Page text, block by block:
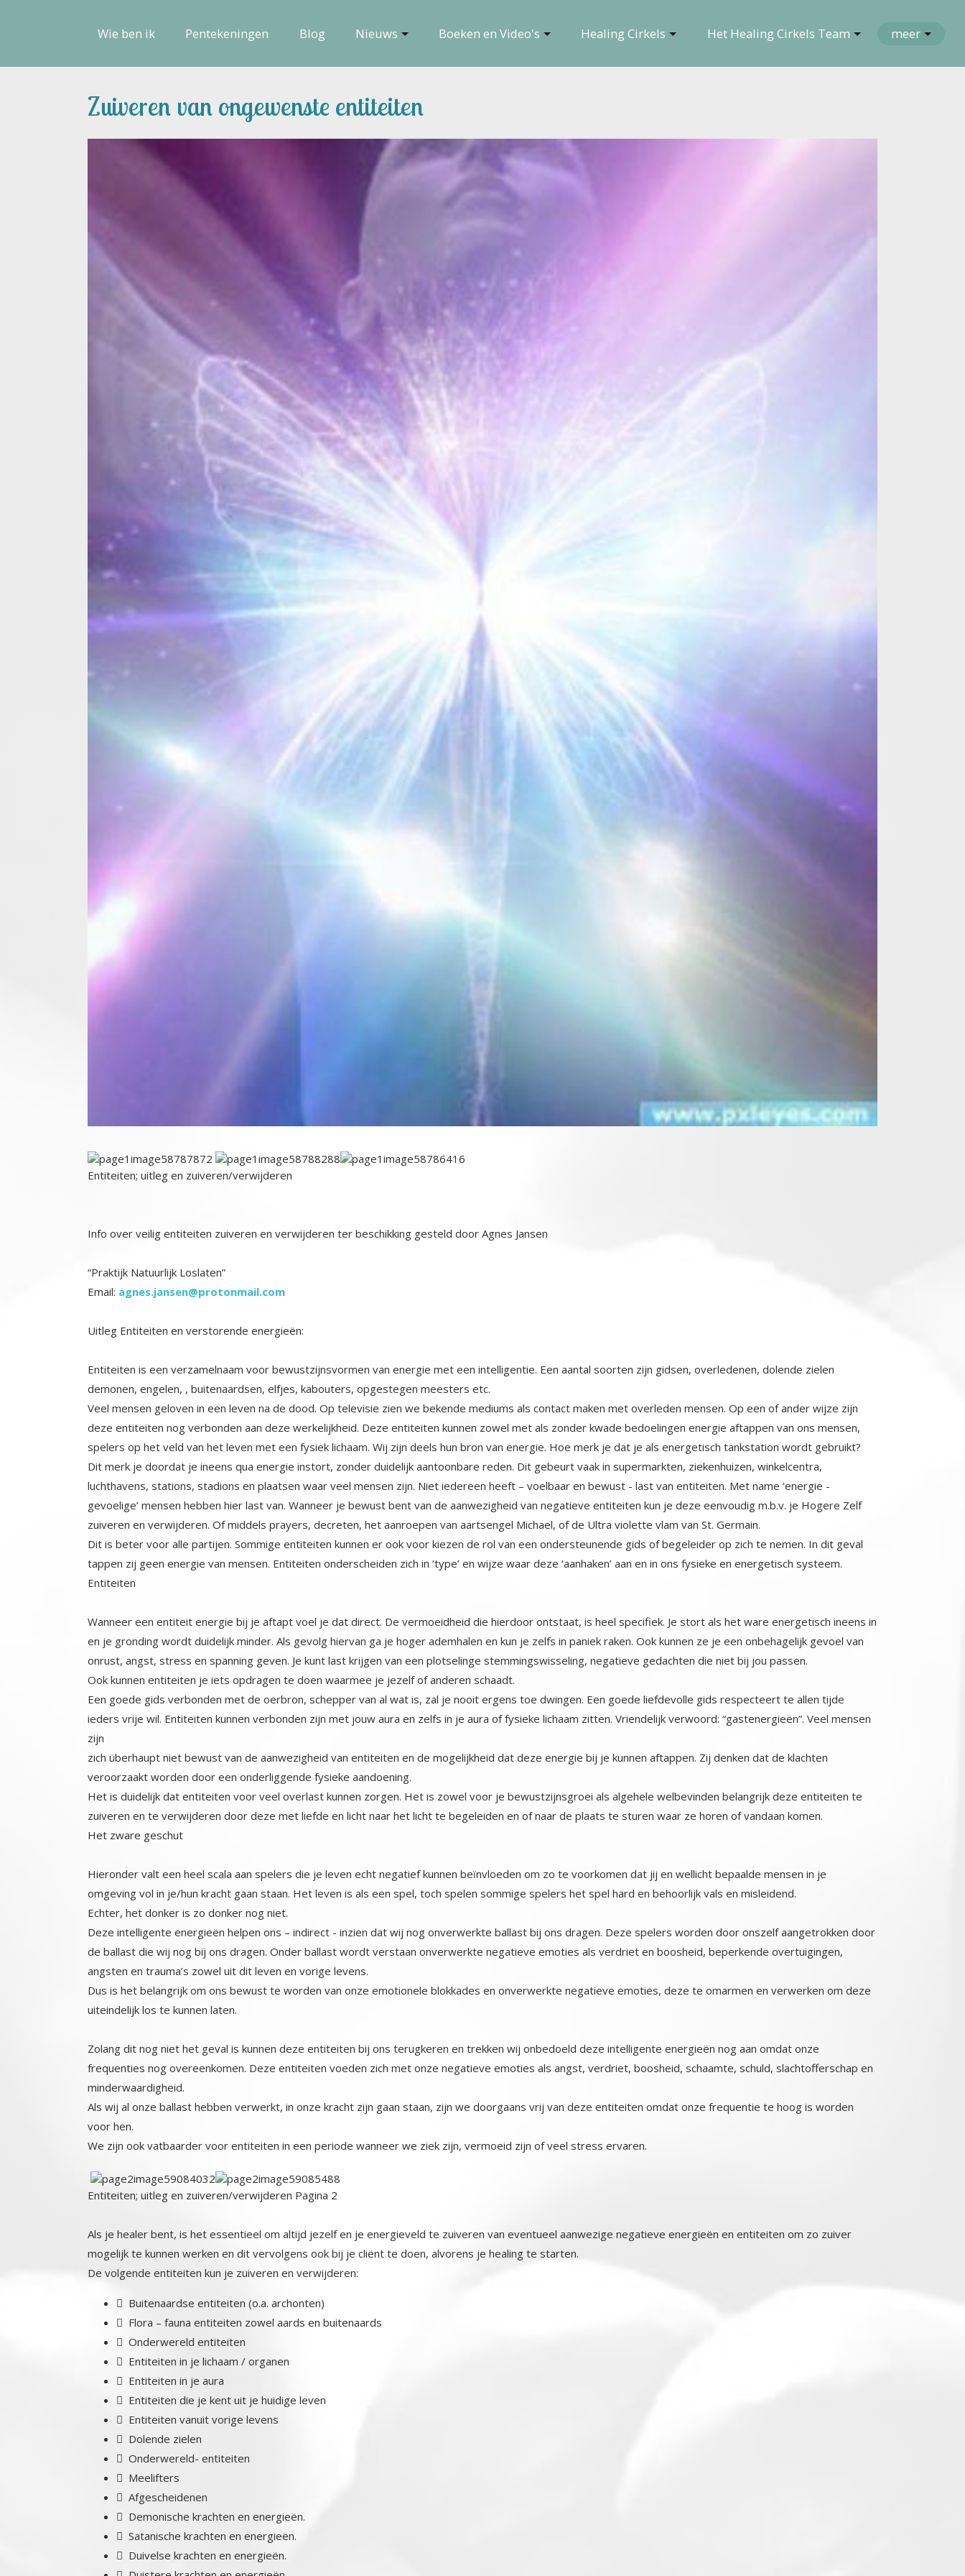
Wie ben ik Pentekeningen Blog Nieuws Boeken en Video's Healing Cirkels Het Healing Cirkels Team meer
Zuiveren van ongewenste entiteiten
Entiteiten; uitleg en zuiveren/verwijderen
Info over veilig entiteiten zuiveren en verwijderen ter beschikking gesteld door Agnes Jansen
“Praktijk Natuurlijk Loslaten”
Email: agnes.jansen@protonmail.com
Uitleg Entiteiten en verstorende energieën:
Entiteiten is een verzamelnaam voor bewustzijnsvormen van energie met een intelligentie. Een aantal soorten zijn gidsen, overledenen, dolende zielen
demonen, engelen, , buitenaardsen, elfjes, kabouters, opgestegen meesters etc.
Veel mensen geloven in een leven na de dood. Op televisie zien we bekende mediums als contact maken met overleden mensen. Op een of ander wijze zijn
deze entiteiten nog verbonden aan deze werkelijkheid. Deze entiteiten kunnen zowel met als zonder kwade bedoelingen energie aftappen van ons mensen,
spelers op het veld van het leven met een fysiek lichaam. Wij zijn deels hun bron van energie. Hoe merk je dat je als energetisch tankstation wordt gebruikt?
Dit merk je doordat je ineens qua energie instort, zonder duidelijk aantoonbare reden. Dit gebeurt vaak in supermarkten, ziekenhuizen, winkelcentra,
luchthavens, stations, stadions en plaatsen waar veel mensen zijn. Niet iedereen heeft – voelbaar en bewust - last van entiteiten. Met name ‘energie -
gevoelige’ mensen hebben hier last van. Wanneer je bewust bent van de aanwezigheid van negatieve entiteiten kun je deze eenvoudig m.b.v. je Hogere Zelf
zuiveren en verwijderen. Of middels prayers, decreten, het aanroepen van aartsengel Michael, of de Ultra violette vlam van St. Germain.
Dit is beter voor alle partijen. Sommige entiteiten kunnen er ook voor kiezen de rol van een ondersteunende gids of begeleider op zich te nemen. In dit geval
tappen zij geen energie van mensen. Entiteiten onderscheiden zich in ‘type’ en wijze waar deze ‘aanhaken’ aan en in ons fysieke en energetisch systeem.
Entiteiten
Wanneer een entiteit energie bij je aftapt voel je dat direct. De vermoeidheid die hierdoor ontstaat, is heel specifiek. Je stort als het ware energetisch ineens in
en je gronding wordt duidelijk minder. Als gevolg hiervan ga je hoger ademhalen en kun je zelfs in paniek raken. Ook kunnen ze je een onbehagelijk gevoel van
onrust, angst, stress en spanning geven. Je kunt last krijgen van een plotselinge stemmingswisseling, negatieve gedachten die niet bij jou passen.
Ook kunnen entiteiten je iets opdragen te doen waarmee je jezelf of anderen schaadt.
Een goede gids verbonden met de oerbron, schepper van al wat is, zal je nooit ergens toe dwingen. Een goede liefdevolle gids respecteert te allen tijde
ieders vrije wil. Entiteiten kunnen verbonden zijn met jouw aura en zelfs in je aura of fysieke lichaam zitten. Vriendelijk verwoord: “gastenergieën”. Veel mensen
zijn
zich überhaupt niet bewust van de aanwezigheid van entiteiten en de mogelijkheid dat deze energie bij je kunnen aftappen. Zij denken dat de klachten
veroorzaakt worden door een onderliggende fysieke aandoening.
Het is duidelijk dat entiteiten voor veel overlast kunnen zorgen. Het is zowel voor je bewustzijnsgroei als algehele welbevinden belangrijk deze entiteiten te
zuiveren en te verwijderen door deze met liefde en licht naar het licht te begeleiden en of naar de plaats te sturen waar ze horen of vandaan komen.
Het zware geschut
Hieronder valt een heel scala aan spelers die je leven echt negatief kunnen beïnvloeden om zo te voorkomen dat jij en wellicht bepaalde mensen in je
omgeving vol in je/hun kracht gaan staan. Het leven is als een spel, toch spelen sommige spelers het spel hard en behoorlijk vals en misleidend.
Echter, het donker is zo donker nog niet.
Deze intelligente energieën helpen ons – indirect - inzien dat wij nog onverwerkte ballast bij ons dragen. Deze spelers worden door onszelf aangetrokken door
de ballast die wij nog bij ons dragen. Onder ballast wordt verstaan onverwerkte negatieve emoties als verdriet en boosheid, beperkende overtuigingen,
angsten en trauma’s zowel uit dit leven en vorige levens.
Dus is het belangrijk om ons bewust te worden van onze emotionele blokkades en onverwerkte negatieve emoties, deze te omarmen en verwerken om deze
uiteindelijk los te kunnen laten.
Zolang dit nog niet het geval is kunnen deze entiteiten bij ons terugkeren en trekken wij onbedoeld deze intelligente energieën nog aan omdat onze
frequenties nog overeenkomen. Deze entiteiten voeden zich met onze negatieve emoties als angst, verdriet, boosheid, schaamte, schuld, slachtofferschap en
minderwaardigheid.
Als wij al onze ballast hebben verwerkt, in onze kracht zijn gaan staan, zijn we doorgaans vrij van deze entiteiten omdat onze frequentie te hoog is worden
voor hen.
We zijn ook vatbaarder voor entiteiten in een periode wanneer we ziek zijn, vermoeid zijn of veel stress ervaren.
Entiteiten; uitleg en zuiveren/verwijderen Pagina 2
Als je healer bent, is het essentieel om altijd jezelf en je energieveld te zuiveren van eventueel aanwezige negatieve energieën en entiteiten om zo zuiver
mogelijk te kunnen werken en dit vervolgens ook bij je cliënt te doen, alvorens je healing te starten.
De volgende entiteiten kun je zuiveren en verwijderen:
 Buitenaardse entiteiten (o.a. archonten)
 Flora – fauna entiteiten zowel aards en buitenaards
 Onderwereld entiteiten
 Entiteiten in je lichaam / organen
 Entiteiten in je aura
 Entiteiten die je kent uit je huidige leven
 Entiteiten vanuit vorige levens
 Dolende zielen
 Onderwereld- entiteiten
 Meelifters
 Afgescheidenen
 Demonische krachten en energieën.
 Satanische krachten en energieën.
 Duivelse krachten en energieën.